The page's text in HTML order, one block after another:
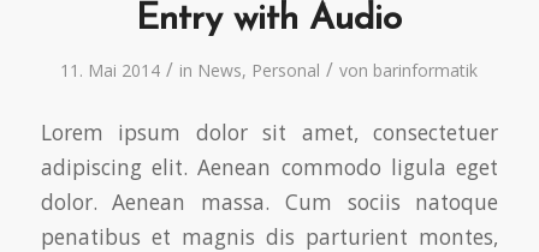
Entry with Audio
11. Mai 2014 / in News, Personal / von barinformatik
Lorem ipsum dolor sit amet, consectetuer
adipiscing elit. Aenean commodo ligula eget
dolor. Aenean massa. Cum sociis natoque
penatibus et magnis dis parturient montes,